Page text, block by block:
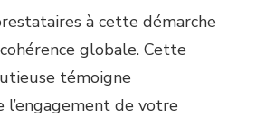
à cette démarche
globale. Cette
témoigne
de votre